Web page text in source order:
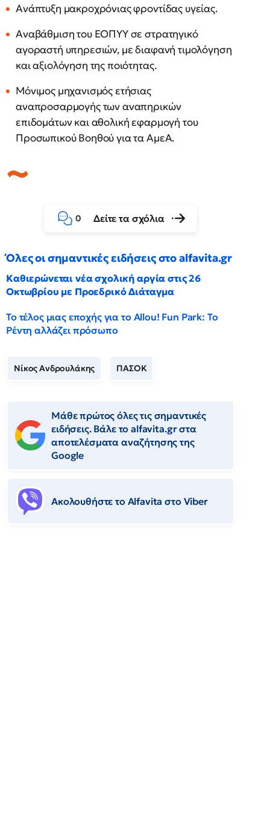
Ανάπτυξη μακροχρόνιας φροντίδας υγείας.
Αναβάθμιση του ΕΟΠΥΥ σε στρατηγικό
αγοραστή υπηρεσιών, με διαφανή τιμολόγηση
και αξιολόγηση της ποιότητας.
Μόνιμος μηχανισμός ετήσιας
αναπροσαρμογής των αναπηρικών
επιδομάτων και αθολική εφαρμογή του
Προσωπικού Βοηθού για τα ΑμεΑ.
0 Δείτε τα σχόλια
Όλες οι σημαντικές ειδήσεις στο alfavita.gr
Καθιερώνεται νέα σχολική αργία στις 26
Οκτωβρίου με Προεδρικό Διάταγμα
Το τέλος μιας εποχής για το Allou! Fun Park: Το
Ρέντη αλλάζει πρόσωπο
Νίκος Ανδρουλάκης ΠΑΣΟΚ
Μάθε πρώτος όλες τις σημαντικές
ειδήσεις. Βάλε το alfavita.gr στα
αποτελέσματα αναζήτησης της
Google
Ακολουθήστε το Αlfavita στο Viber